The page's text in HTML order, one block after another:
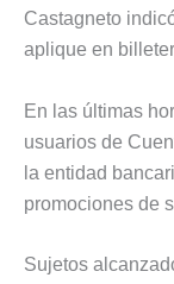
Castagneto
aplique en
En las últimas
usuarios de
la entidad
promociones de
Sujetos